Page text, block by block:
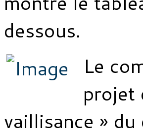
dessous.
Le
projet
vaillisance »